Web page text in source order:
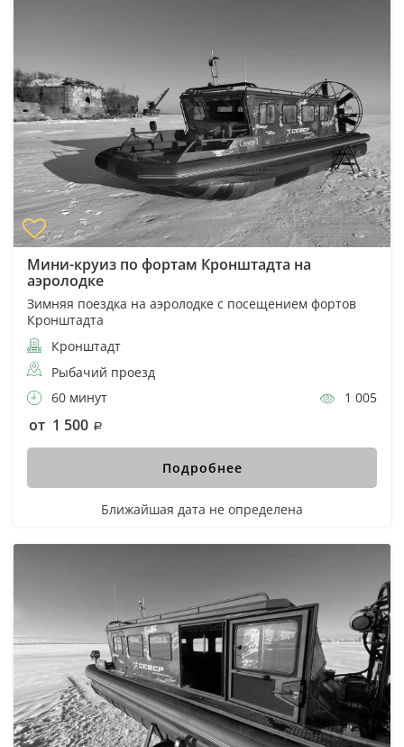
Мини-круиз по фортам Кронштадта на
аэролодке
Зимняя поездка на аэролодке с посещением фортов
Кронштадта
Кронштадт
Рыбачий проезд
60 минут
1 005
от 1 500
Подробнее
Ближайшая дата не определена